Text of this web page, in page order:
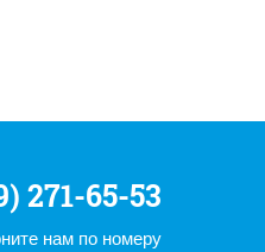
271-65-53
нам по номеру